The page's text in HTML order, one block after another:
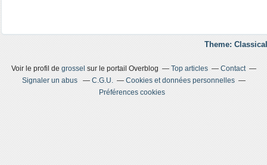
Theme:
Voir le profil de grossel sur le portail Overblog Top articles
Contact
Signaler un abus
C.G.U.
Cookies et données personnelles
Préférences cookies